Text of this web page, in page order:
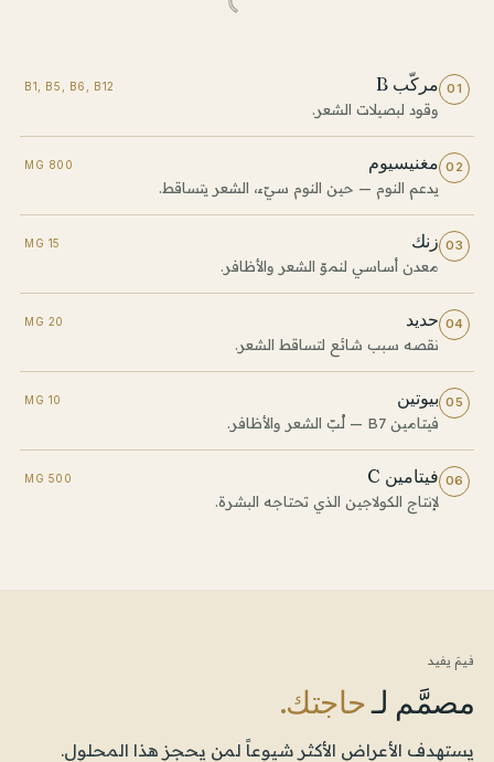
01 مركّب B B1, B5, B6, B12
وقود لبصيلات الشعر.
02 مغنيسيوم 800 MG
يدعم النوم — حين النوم سيّء، الشعر يتساقط.
03 زنك 15 MG
معدن أساسي لنموّ الشعر والأظافر.
04 حديد 20 MG
نقصه سبب شائع لتساقط الشعر.
05 بيوتين 10 MG
فيتامين B7 — لُبّ الشعر والأظافر.
06 فيتامين C 500 MG
لإنتاج الكولاجين الذي تحتاجه البشرة.
فيمَ يفيد
مصمَّم لـحاجتك.
يستهدف الأعراض الأكثر شيوعاً لمن يحجز هذا المحلول.